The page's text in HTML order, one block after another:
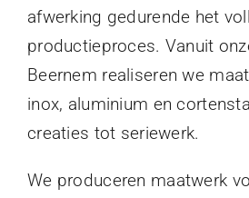
afwerking gedurende het
productieproces. Vanuit
Beernem realiseren we
inox, aluminium en
creaties tot seriewerk.
We produceren maatwerk